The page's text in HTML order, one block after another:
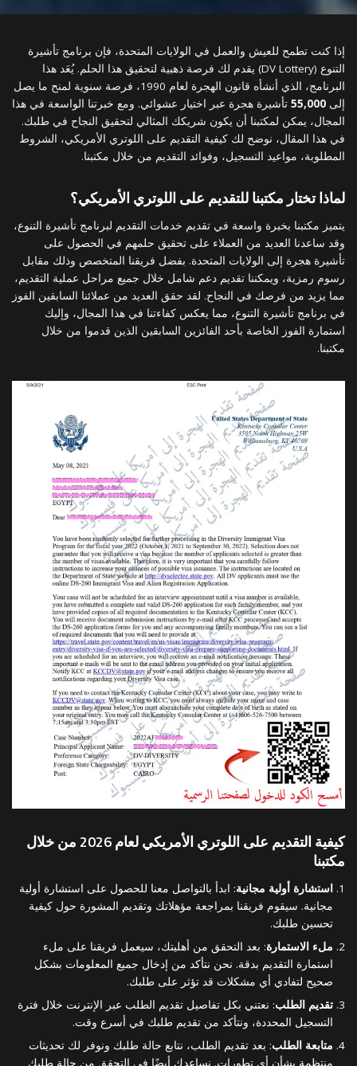
إذا كنت تطمح للعيش والعمل في الولايات المتحدة، فإن برنامج تأشيرة
التنوع (DV Lottery) يقدم لك فرصة ذهبية لتحقيق هذا الحلم. يُعَد هذا
البرنامج، الذي أنشأه قانون الهجرة لعام 1990، فرصة سنوية لمنح ما يصل
إلى 55,000 تأشيرة هجرة عبر اختيار عشوائي. ومع خبرتنا الواسعة في هذا
المجال، يمكن لمكتبنا أن يكون شريكك المثالي لتحقيق النجاح في طلبك.
في هذا المقال، نوضح لك كيفية التقديم على اللوتري الأمريكي، الشروط
المطلوبة، مواعيد التسجيل، وفوائد التقديم من خلال مكتبنا.
لماذا تختار مكتبنا للتقديم على اللوتري الأمريكي؟
يتميز مكتبنا بخبرة واسعة في تقديم خدمات التقديم لبرنامج تأشيرة التنوع،
وقد ساعدنا العديد من العملاء على تحقيق حلمهم في الحصول على
تأشيرة هجرة إلى الولايات المتحدة. بفضل فريقنا المتخصص وذلك مقابل
رسوم رمزية، ويمكننا تقديم دعم شامل خلال جميع مراحل عملية التقديم،
مما يزيد من فرصك في النجاح. لقد حقق العديد من عملائنا السابقين الفوز
في برنامج تأشيرة التنوع، مما يعكس كفاءتنا في هذا المجال، وإليك
استمارة الفوز الخاصة بأحد الفائزين السابقين الذين قدموا من خلال
مكتبنا.
كيفية التقديم على اللوتري الأمريكي لعام 2026 من خلال
مكتبنا
استشارة أولية مجانية: ابدأ بالتواصل معنا للحصول على استشارة أولية
مجانية. سيقوم فريقنا بمراجعة مؤهلاتك وتقديم المشورة حول كيفية
تحسين طلبك.
ملء الاستمارة: بعد التحقق من أهليتك، سيعمل فريقنا على ملء
استمارة التقديم بدقة. نحن نتأكد من إدخال جميع المعلومات بشكل
صحيح لتفادي أي مشكلات قد تؤثر على طلبك.
تقديم الطلب: نعتني بكل تفاصيل تقديم الطلب عبر الإنترنت خلال فترة
التسجيل المحددة، ونتأكد من تقديم طلبك في أسرع وقت.
متابعة الطلب: بعد تقديم الطلب، نتابع حالة طلبك ونوفر لك تحديثات
منتظمة بشأن أي تطورات. نساعدك أيضًا في التحقق من حالة طلبك